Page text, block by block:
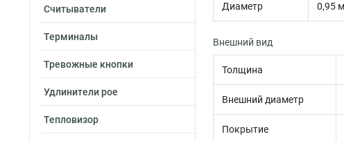
Считыватели
Терминалы
Тревожные кнопки
Удлинители poe
Тепловизор
Диаметр 0,95
Внешний вид
Толщина
Внешний диаметр
Покрытие